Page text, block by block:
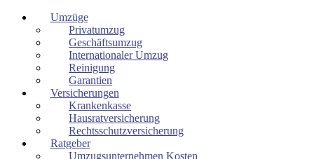
Umzüge
Privatumzug
Geschäftsumzug
Internationaler Umzug
Reinigung
Garantien
Versicherungen
Krankenkasse
Hausratversicherung
Rechtsschutzversicherung
Ratgeber
Umzugsunternehmen Kosten